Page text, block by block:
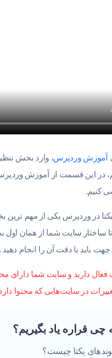
آموزش وردپرس، وارد بخش
در این قسمت از آموزش
کنیم.
در وردپرس یکی از مهم
ساختار سایت شما از همان
باید با دقت آن را انجام دهید و
دارید و سایت شما دارای
تغییرات در سایت‌هایی که محتوا
چی قراره یاد بگیریم؟
یکتا چیست؟